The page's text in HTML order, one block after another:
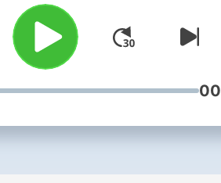
provokativen. Naročite se zdaj!
Lahko po mili volji tudi
všečkate in delite. Celo
donirate! Hvaležen iz srca,